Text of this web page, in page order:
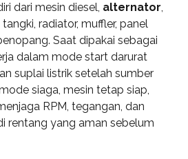
dari mesin diesel, alternator,
radiator, muffler, panel
Saat dipakai sebagai
dalam mode start darurat
suplai listrik setelah sumber
siaga, mesin tetap siap,
RPM, tegangan, dan
rentang yang aman sebelum